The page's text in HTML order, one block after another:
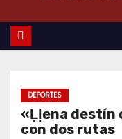
DEPORTES
«Ḷḷena destín
con dos rutas